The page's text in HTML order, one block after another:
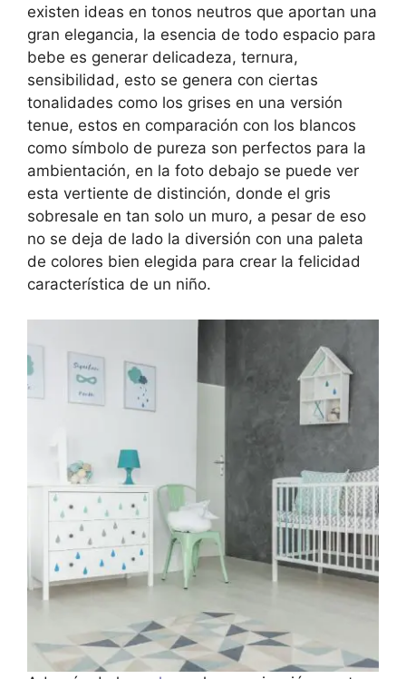
existen ideas en tonos neutros que aportan una
gran elegancia, la esencia de todo espacio para
bebe es generar delicadeza, ternura,
sensibilidad, esto se genera con ciertas
tonalidades como los grises en una versión
tenue, estos en comparación con los blancos
como símbolo de pureza son perfectos para la
ambientación, en la foto debajo se puede ver
esta vertiente de distinción, donde el gris
sobresale en tan solo un muro, a pesar de eso
no se deja de lado la diversión con una paleta
de colores bien elegida para crear la felicidad
característica de un niño.